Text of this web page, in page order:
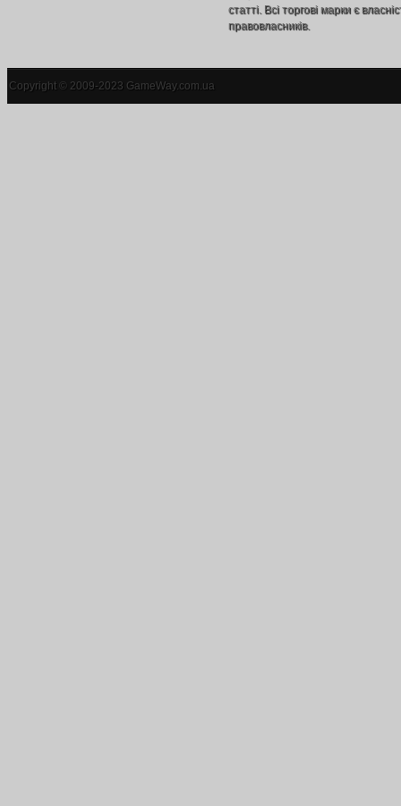
статті. Всі торгові марки є
правовласників.
Copyright © 2009-2023 GameWay.com.ua